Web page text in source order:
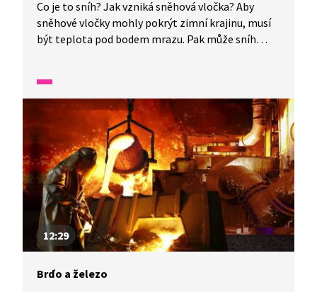
Co je to sníh? Jak vzniká sněhová vločka? Aby
sněhové vločky mohly pokrýt zimní krajinu, musí
být teplota pod bodem mrazu. Pak může sníh
dvě stejné sněhové vločky?
12:29
Brďo a železo